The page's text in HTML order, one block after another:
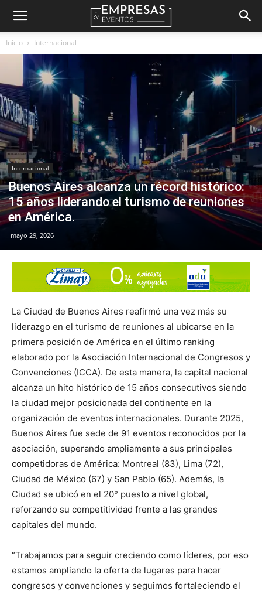
Empresas
Eventos
Inicio Internacional
Internacional
Buenos Aires alcanza un récord histórico:
15 años liderando el turismo de reuniones
en América.
mayo 29, 2026
La Ciudad de Buenos Aires reafirmó una vez más su
liderazgo en el turismo de reuniones al ubicarse en la
primera posición de América en el último ranking
elaborado por la Asociación Internacional de Congresos y
Convenciones (ICCA). De esta manera, la capital nacional
alcanza un hito histórico de 15 años consecutivos siendo
la ciudad mejor posicionada del continente en la
organización de eventos internacionales. Durante 2025,
Buenos Aires fue sede de 91 eventos reconocidos por la
asociación, superando ampliamente a sus principales
competidoras de América: Montreal (83), Lima (72),
Ciudad de México (67) y San Pablo (65). Además, la
Ciudad se ubicó en el 20° puesto a nivel global,
reforzando su competitividad frente a las grandes
capitales del mundo.
“Trabajamos para seguir creciendo como líderes, por eso
estamos ampliando la oferta de lugares para hacer
congresos y convenciones y seguimos fortaleciendo el